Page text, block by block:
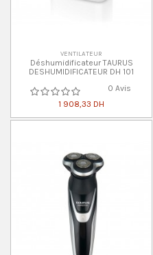
VENTILATEUR
Déshumidificateur TAURUS
DESHUMIDIFICATEUR DH 101
0 Avis
1 908,33 DH